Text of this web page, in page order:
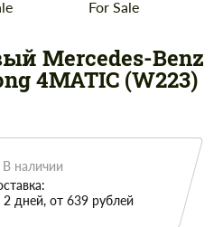
Mercedes-Benz
4MATIC (W223)
В наличии
2 дней, от 639 рублей